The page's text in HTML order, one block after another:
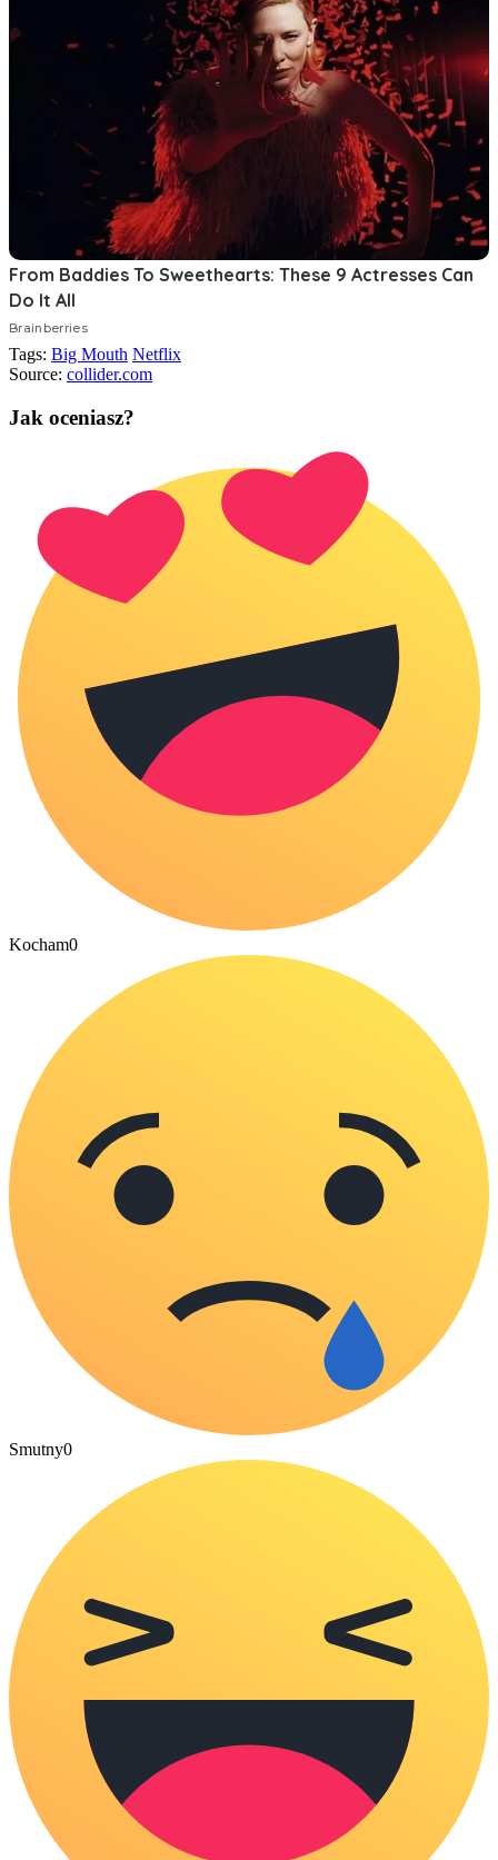
Tags: Big Mouth Netflix
Source: collider.com
Jak oceniasz?
Kocham0
Smutny0